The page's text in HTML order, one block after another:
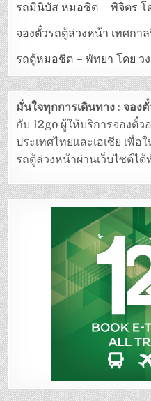
รถมินิบัส หมอชิต – พิจิตร โ
จองตั๋วรถตู้ล่วงหน้า เทศกา
รถตู้หมอชิต – พัทยา โดย ว
มั่นใจทุกการเดินทาง :จอง
กับ 12go ผู้ให้บริการจองตั๋
ประเทศไทยและเอเซีย เพื่
รถตู้ล่วงหน้าผ่านเว็บไซต์ได้